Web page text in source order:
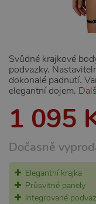
Svůdné krajkové
podvazky.
dokonalé padnutí.
elegantní dojem.
1 095
Dočasně
Elegantní krajka
Průsvitné panely
Integrované